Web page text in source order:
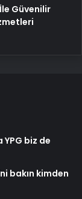
Güvenilir
biz de
bakın kimden